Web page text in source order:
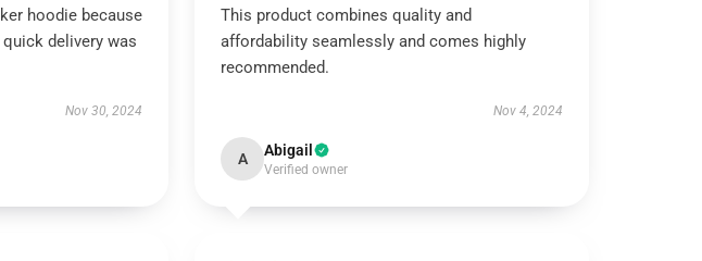
hoodie because
delivery was
Nov 30, 2024
This product combines quality and
affordability seamlessly and comes highly
recommended.
Nov 4, 2024
A Abigail
Verified owner